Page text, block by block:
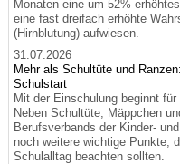
Monaten eine um 52%
eine fast dreifach erhöhte
(Hirnblutung) aufwiesen.
31.07.2026
Mehr als Schultüte und
Schulstart
Mit der Einschulung beginnt
Neben Schultüte, Mäppchen
Berufsverbands der Kinder-
noch weitere wichtige Punkte,
Schulalltag beachten sollten.